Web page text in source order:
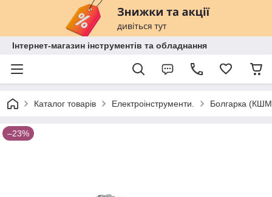
Інтернет-магазин інструментів та обладнання
Каталог товарів Електроінструменти. Болгарка
–23%